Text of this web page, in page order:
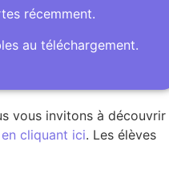
récemment.
au téléchargement.
vous invitons à découvrir
cliquant ici. Les élèves